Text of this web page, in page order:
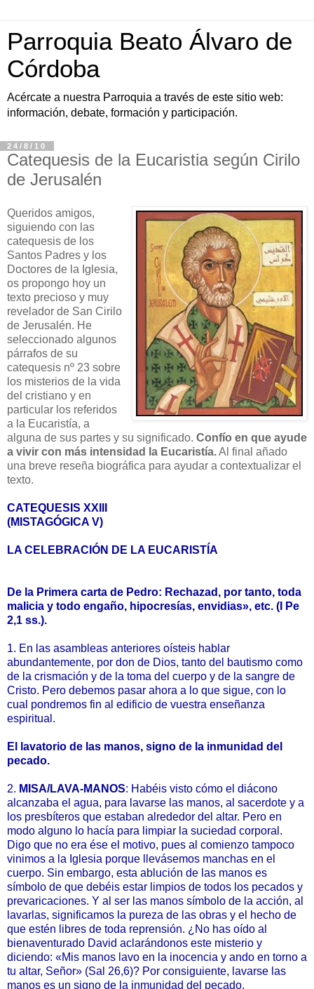
Parroquia Beato Álvaro de
Córdoba
Acércate a nuestra Parroquia a través de este sitio web:
información, debate, formación y participación.
24/8/10
Catequesis de la Eucaristia según Cirilo
de Jerusalén
Queridos amigos,
siguiendo con las
catequesis de los
Santos Padres y los
Doctores de la Iglesia,
os propongo hoy un
texto precioso y muy
revelador de San Cirilo
de Jerusalén. He
seleccionado algunos
párrafos de su
catequesis nº 23 sobre
los misterios de la vida
del cristiano y en
particular los referidos
a la Eucaristía, a
alguna de sus partes y su significado. Confío en que ayude
a vivir con más intensidad la Eucaristía.Al final añado
una breve reseña biográfica para ayudar a contextualizar el
texto.
CATEQUESIS XXIII
(MISTAGÓGICA V)
LA CELEBRACIÓN DE LA EUCARISTÍA
De la Primera carta de Pedro: Rechazad, por tanto, toda
malicia y todo engaño, hipocresías, envidias», etc. (I Pe
2,1 ss.).
1. En las asambleas anteriores oísteis hablar
abundantemente, por don de Dios, tanto del bautismo como
de la crismación y de la toma del cuerpo y de la sangre de
Cristo. Pero debemos pasar ahora a lo que sigue, con lo
cual pondremos fin al edificio de vuestra enseñanza
espiritual.
El lavatorio de las manos, signo de la inmunidad del
pecado.
2. MISA/LAVA-MANOS: Habéis visto cómo el diácono
alcanzaba el agua, para lavarse las manos, al sacerdote y a
los presbíteros que estaban alrededor del altar. Pero en
modo alguno lo hacía para limpiar la suciedad corporal.
Digo que no era ése el motivo, pues al comienzo tampoco
vinimos a la Iglesia porque llevásemos manchas en el
cuerpo. Sin embargo, esta ablución de las manos es
símbolo de que debéis estar limpios de todos los pecados y
prevaricaciones. Y al ser las manos símbolo de la acción, al
lavarlas, significamos la pureza de las obras y el hecho de
que estén libres de toda reprensión. ¿No has oído al
bienaventurado David aclarándonos este misterio y
diciendo: «Mis manos lavo en la inocencia y ando en torno a
tu altar, Señor» (Sal 26,6)? Por consiguiente, lavarse las
manos es un signo de la inmunidad del pecado.